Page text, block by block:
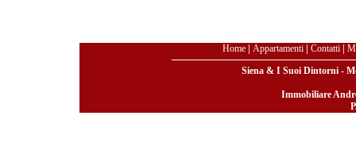
Home| Appartamenti| Contatti|
Siena & I Suoi Dintorni -
Immobiliare